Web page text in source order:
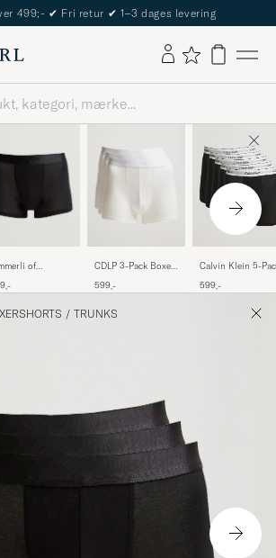
499;- ✔ Fri retur ✔ 1–3 dages levering
of
Boxer Briefs
CDLP 3-Pack Boxer
599,-
Calvin Klein 5-
Brief Black
599,-
/ TRUNKS